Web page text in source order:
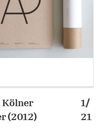
Kölner
(2012)
1/
21